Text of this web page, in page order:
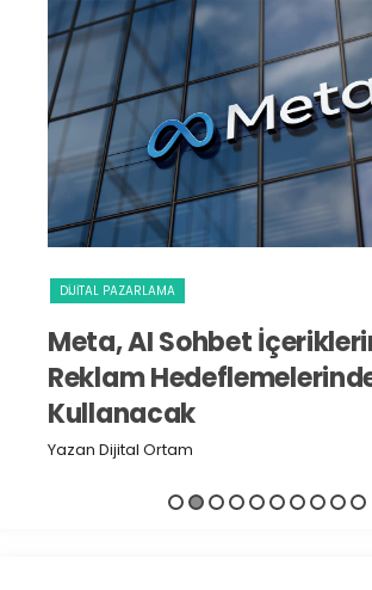
DIJITAL PAZARLAMA
Meta, AI Sohbet
Reklam
Kullanacak
Yazan Dijital Ortam